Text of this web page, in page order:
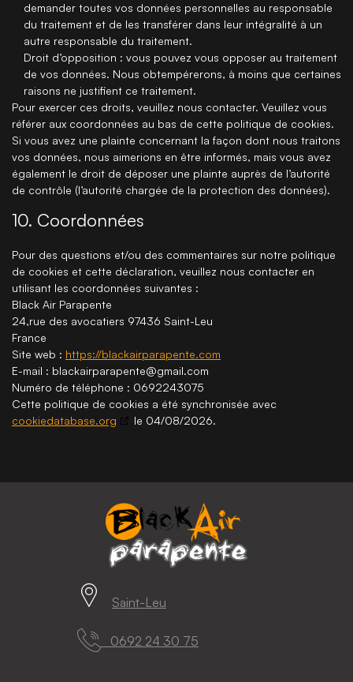
demander toutes vos données personnelles au responsable
du traitement et de les transférer dans leur intégralité à un
autre responsable du traitement.
Droit d’opposition : vous pouvez vous opposer au traitement
de vos données. Nous obtempérerons, à moins que certaines
raisons ne justifient ce traitement.
Pour exercer ces droits, veuillez nous contacter. Veuillez vous
référer aux coordonnées au bas de cette politique de cookies.
Si vous avez une plainte concernant la façon dont nous traitons
vos données, nous aimerions en être informés, mais vous avez
également le droit de déposer une plainte auprès de l’autorité
de contrôle (l’autorité chargée de la protection des données).
10. Coordonnées
Pour des questions et/ou des commentaires sur notre politique
de cookies et cette déclaration, veuillez nous contacter en
utilisant les coordonnées suivantes :
Black Air Parapente
24,rue des avocatiers 97436 Saint-Leu
France
Site web : https://blackairparapente.com
E-mail : blackairparapente@gmail.com
Numéro de téléphone : 0692243075
Cette politique de cookies a été synchronisée avec
cookiedatabase.org
le 04/08/2026.
Saint-Leu
0692 24 30 75